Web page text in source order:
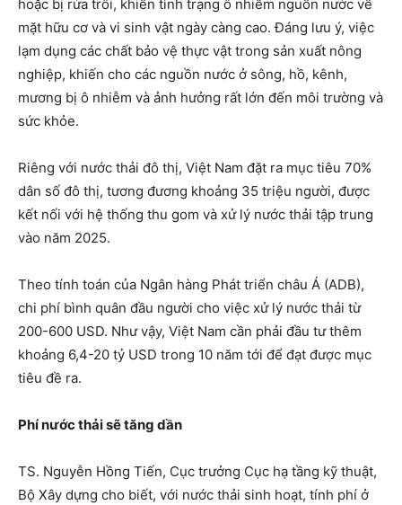
hoặc bị rửa trôi, khiến tình trạng ô nhiễm nguồn nước về
mặt hữu cơ và vi sinh vật ngày càng cao. Đáng lưu ý, việc
lạm dụng các chất bảo vệ thực vật trong sản xuất nông
nghiệp, khiến cho các nguồn nước ở sông, hồ, kênh,
mương bị ô nhiễm và ảnh hưởng rất lớn đến môi trường và
sức khỏe.
Riêng với nước thải đô thị, Việt Nam đặt ra mục tiêu 70%
dân số đô thị, tương đương khoảng 35 triệu người, được
kết nối với hệ thống thu gom và xử lý nước thải tập trung
vào năm 2025.
Theo tính toán của Ngân hàng Phát triển châu Á (ADB),
chi phí bình quân đầu người cho việc xử lý nước thải từ
200-600 USD. Như vậy, Việt Nam cần phải đầu tư thêm
khoảng 6,4-20 tỷ USD trong 10 năm tới để đạt được mục
tiêu đề ra.
Phí nước thải sẽ tăng dần
TS. Nguyễn Hồng Tiến, Cục trưởng Cục hạ tầng kỹ thuật,
Bộ Xây dựng cho biết, với nước thải sinh hoạt, tính phí ở